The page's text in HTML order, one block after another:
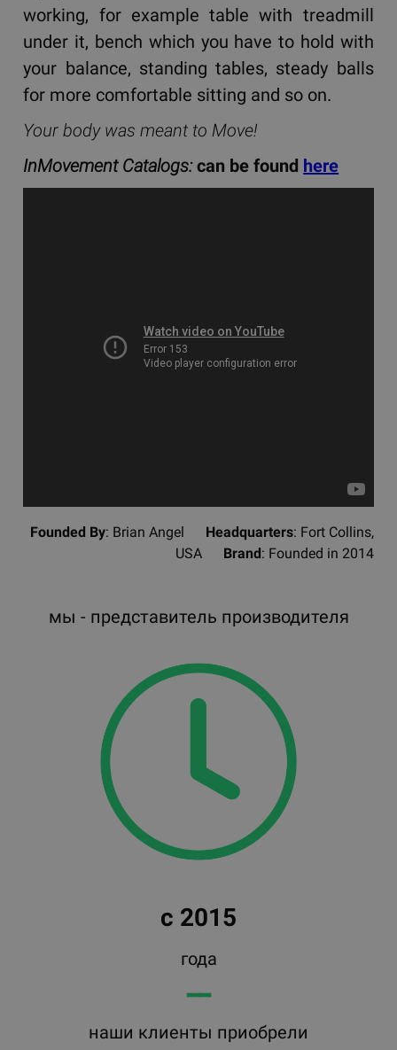
working, for example table with treadmill
under it, bench which you have to hold with
your balance, standing tables, steady balls
for more comfortable sitting and so on.
Your body was meant to Move!
InMovement Catalogs:can be found here
Founded By: Brian Angel Headquarters: Fort Collins,
USA Brand: Founded in 2014
мы - представитель производителя
с 2015
года
━━
наши клиенты приобрели